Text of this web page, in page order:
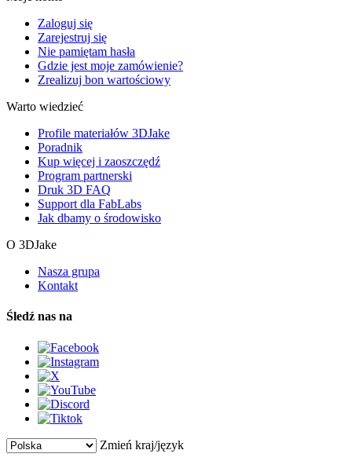
Zaloguj się
Zarejestruj się
Nie pamiętam hasła
Gdzie jest moje zamówienie?
Zrealizuj bon wartościowy
Warto wiedzieć
Profile materiałów 3DJake
Poradnik
Kup więcej i zaoszczędź
Program partnerski
Druk 3D FAQ
Support dla FabLabs
Jak dbamy o środowisko
O 3DJake
Nasza grupa
Kontakt
Śledź nas na
Zmień kraj/język